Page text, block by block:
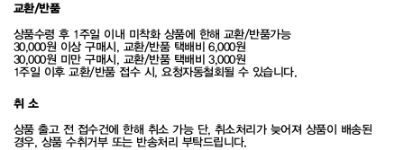
교환/반품
상품수령 후 1주일 이내 미착화 상품에 한해 교환/반품가능
30,000원 이상 구매시, 교환/반품 택배비 6,000원
30,000원 미만 구매시, 교환/반품 택배비 3,000원
1주일 이후 교환/반품 접수 시, 요청자동철회될 수 있습니다.
취 소
상품 출고 전 접수건에 한해 취소 가능 단, 취소처리가 늦어져 상품이 배송된
경우, 상품 수취거부 또는 반송처리 부탁드립니다.